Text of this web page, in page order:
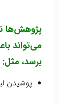
پژوهش‌ها
می‌تواند
برسد، مثل:
پوشیدن